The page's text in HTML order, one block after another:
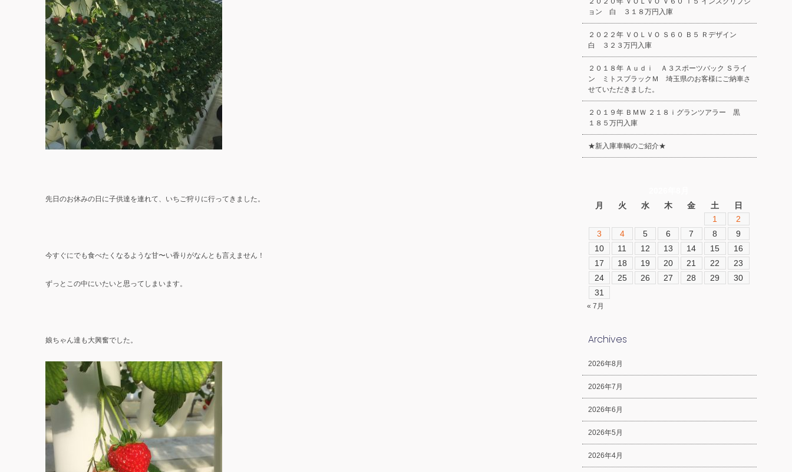
先日のお休みの日に子供達を連れて、いちご狩りに行ってきました。
今すぐにでも食べたくなるような甘〜い香りがなんとも言えません！
ずっとこの中にいたいと思ってしまいます。
娘ちゃん達も大興奮でした。
ョン 白 ３１８万円入庫
２０２２年 ＶＯＬＶＯ Ｓ６０ Ｂ５ Ｒデザイン
白 ３２３万円入庫
２０１８年 Ａｕｄｉ Ａ３スポーツバック Ｓライ
ン ミトスブラックＭ 埼玉県のお客様にご納車さ
せていただきました。
２０１９年 ＢＭＷ ２１８ｉグランツアラー 黒
１８５万円入庫
★新入庫車輌のご紹介★
月
火 水 木 金 土
日
1
2
3
4 5 6 7 8
9
10
11 12 13 14 15
16
17
18 19 20 21 22
23
24
25 26 27 28 29
30
31
« 7月
Archives
2026年8月
2026年7月
2026年6月
2026年5月
2026年4月